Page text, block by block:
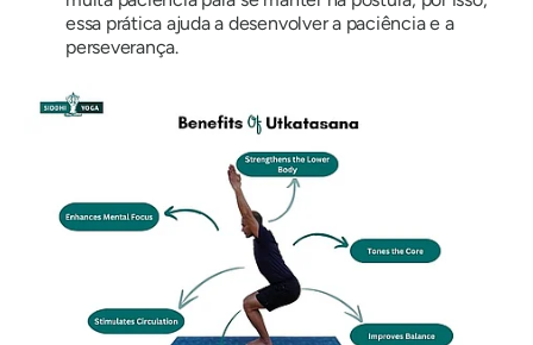
essa prática ajuda a desenvolver a paciência e a
perseverança.